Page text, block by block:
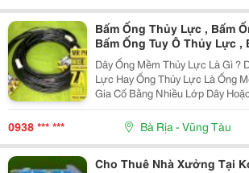
Bấm Ống Thủy Lực , Bấm
Bấm Ống Tuy Ô Thủy Lực ,
Bọc Lưới , Bấm Ống Thủy
Ống Thủy Lực Italy , Bấm
Bấm Ống Thủy Lực 2Sn ,
4Sn
Dây Ống Mềm Thủy Lực Là Gì ? Dây Ống Mềm Thủy
Lực Hay Ống Thủy Lực Là Ống
Gia Cố Bằng Nhiều Lớp Dây
Dụng Để Vận Chuyển Chất Lỏng
Thống Thủy Lực. Những Ống
Truyền Lực...
0938 *** *** Bà Rịa - Vũng Tàu
Cho Thuê Nhà Xưởng Tại